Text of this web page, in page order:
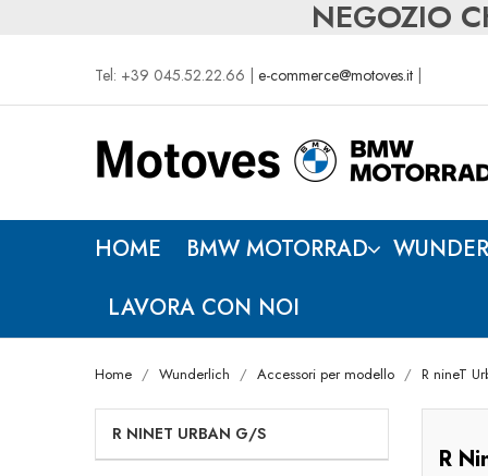
NEGOZIO
Tel: +39 045.52.22.66 | e-commerce@motoves.it
HOME BMW MOTORRAD
LAVORA CON NOI
Home Wunderlich Accessori per modello R nineT
R NINET URBAN G/S
R